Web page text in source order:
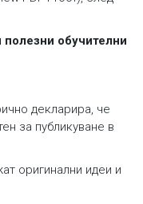
обучителни
декларира, че
за публикуване в
оригинални идеи и